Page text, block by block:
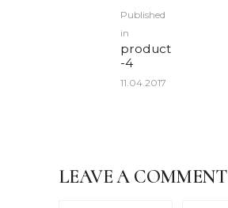
NAVIGATION
Published
in
post:
product
-4
11.04.2017
LEAVE A COMMENT